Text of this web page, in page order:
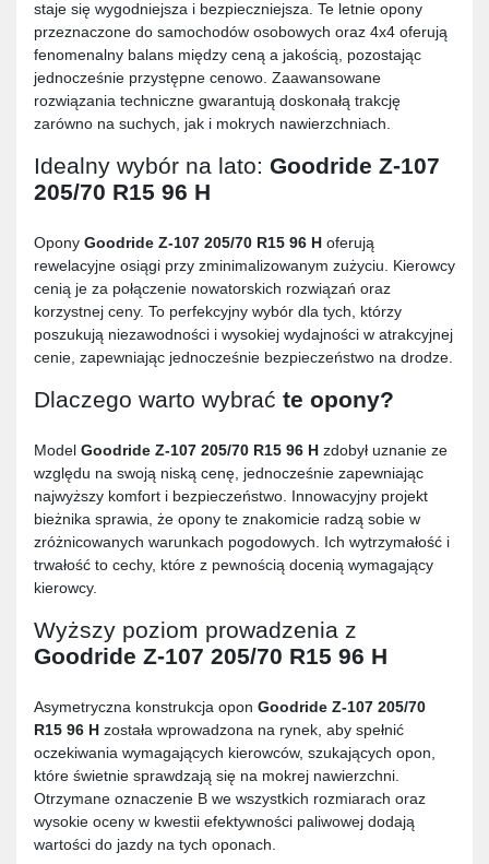
staje się wygodniejsza i bezpieczniejsza. Te letnie opony
przeznaczone do samochodów osobowych oraz 4x4 oferują
fenomenalny balans między ceną a jakością, pozostając
jednocześnie przystępne cenowo. Zaawansowane
rozwiązania techniczne gwarantują doskonałą trakcję
zarówno na suchych, jak i mokrych nawierzchniach.
Idealny wybór na lato: Goodride Z-107
205/70 R15 96 H
Opony Goodride Z-107 205/70 R15 96 H oferują
rewelacyjne osiągi przy zminimalizowanym zużyciu. Kierowcy
cenią je za połączenie nowatorskich rozwiązań oraz
korzystnej ceny. To perfekcyjny wybór dla tych, którzy
poszukują niezawodności i wysokiej wydajności w atrakcyjnej
cenie, zapewniając jednocześnie bezpieczeństwo na drodze.
Dlaczego warto wybrać te opony?
Model Goodride Z-107 205/70 R15 96 H zdobył uznanie ze
względu na swoją niską cenę, jednocześnie zapewniając
najwyższy komfort i bezpieczeństwo. Innowacyjny projekt
bieżnika sprawia, że opony te znakomicie radzą sobie w
zróżnicowanych warunkach pogodowych. Ich wytrzymałość i
trwałość to cechy, które z pewnością docenią wymagający
kierowcy.
Wyższy poziom prowadzenia z
Goodride Z-107 205/70 R15 96 H
Asymetryczna konstrukcja opon Goodride Z-107 205/70
R15 96 H została wprowadzona na rynek, aby spełnić
oczekiwania wymagających kierowców, szukających opon,
które świetnie sprawdzają się na mokrej nawierzchni.
Otrzymane oznaczenie B we wszystkich rozmiarach oraz
wysokie oceny w kwestii efektywności paliwowej dodają
wartości do jazdy na tych oponach.